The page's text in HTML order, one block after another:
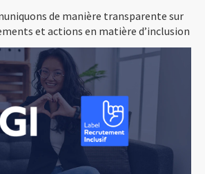
de manière transparente sur
et actions en matière d’inclusion